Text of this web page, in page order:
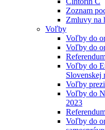
Zoznam
Zmluvy na
Voľby
Voľby do
Voľby do
Voľby do
Slovenskej
Voľby
Voľby do
2023
Voľby do